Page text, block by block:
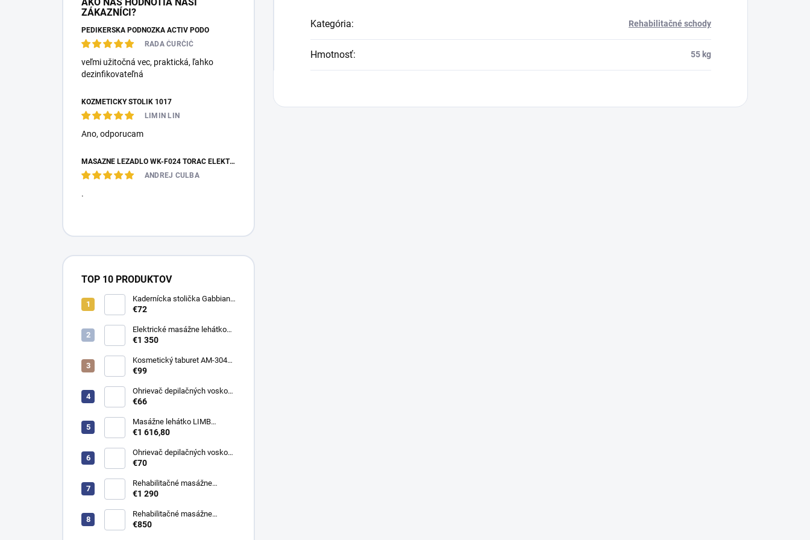
ZÁKAZNÍCI?
PEDIKÉRSKÁ PODNOŽKA ACTIV PODO
RADA ĆURČIĆ
veľmi užitočná vec, praktická, ľahko
dezinfikovateľná
KOZMETICKÝ STOLÍK 1017
LIMIN LIN
Ano, оdporucam
MASÁŽNE LEŽADLO WK-F024 TORAC ELEKTRICKÉ
ANDREJ CULBA
.
TOP 10 PRODUKTOV
Kadernícka stolička Gabbiano
D026
€72
Elektrické masážne lehátko
Evero V4 ERGO Soft Touch
€1 350
Kosmetický taburet AM-304
stolička
€99
Ohrievač depilačných voskov
Satin WKE024
€66
Masážne lehátko LIMB
Azzurro 815B elektrické
€1 616,80
Ohrievač depilačných voskov
Silky WKE023
€70
Rehabilitačné masážne
ležadlo JSR H hydraulické
€1 290
Rehabilitačné masážne
ležadlo KSR 2 manuálne
€850
Kategória: Rehabilitačné schody
Hmotnosť: 55 kg